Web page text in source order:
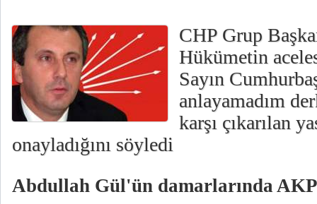
CHP Grup
Hükümetin
Sayın
anlayamadım
karşı çıkarılan
onayladığını söyledi
Abdullah Gül'ün damarlarında AKP